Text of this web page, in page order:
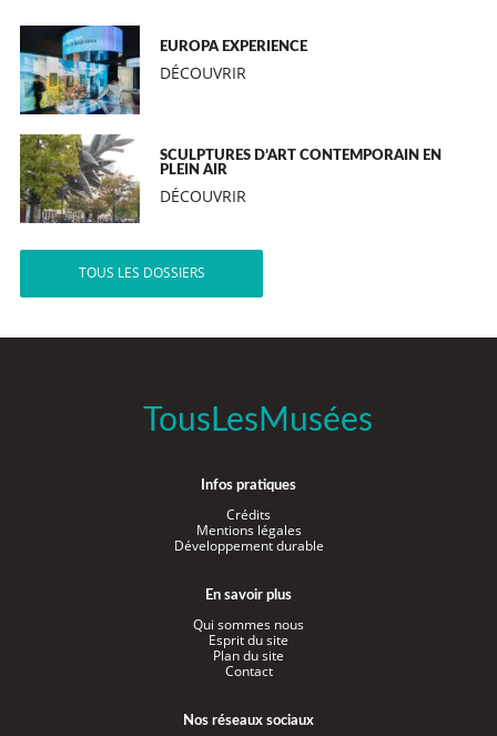
EUROPA EXPERIENCE
DÉCOUVRIR
SCULPTURES D’ART CONTEMPORAIN EN
PLEIN AIR
DÉCOUVRIR
TOUS LES DOSSIERS
TousLesMusées
Infos pratiques
Crédits
Mentions légales
Développement durable
En savoir plus
Qui sommes nous
Esprit du site
Plan du site
Contact
Nos réseaux sociaux